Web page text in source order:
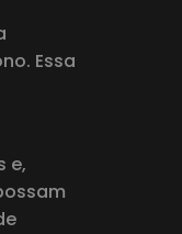
Essa
e,